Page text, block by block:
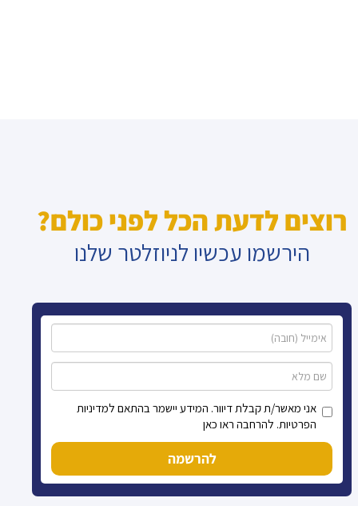
רוצים לדעת הכל לפני כולם?
הירשמו עכשיו לניוזלטר שלנו
אני מאשר/ת קבלת דיוור. המידע יישמר בהתאם למדיניות
הפרטיות. להרחבה ראו כאן
להרשמה